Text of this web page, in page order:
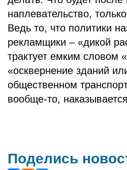
наплевательство,
Ведь то, что политики
рекламщики – «дикой
трактует емким словом
«осквернение зданий
общественном
вообще-то,
Поделись